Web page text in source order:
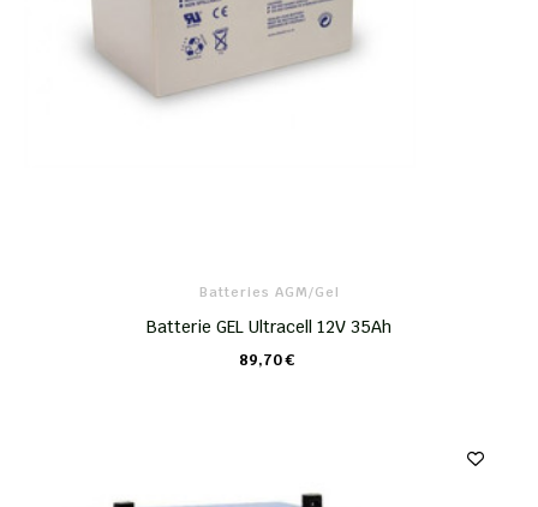
Batteries AGM/Gel
Batterie GEL Ultracell 12V 35Ah
89,70 €
CHARIOT